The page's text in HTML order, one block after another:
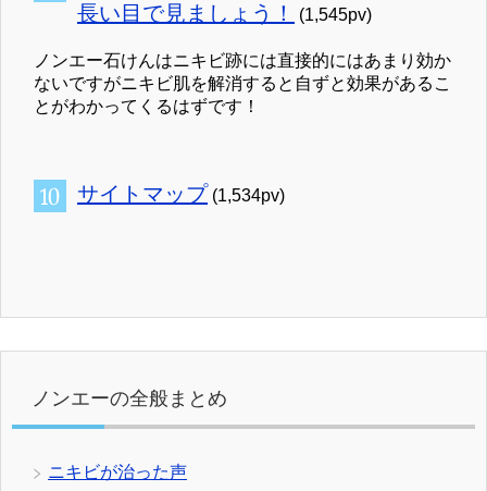
長い目で見ましょう！
(1,545pv)
ノンエー石けんはニキビ跡には直接的にはあまり効か
ないですがニキビ肌を解消すると自ずと効果があるこ
とがわかってくるはずです！
サイトマップ (1,534pv)
ノンエーの全般まとめ
ニキビが治った声